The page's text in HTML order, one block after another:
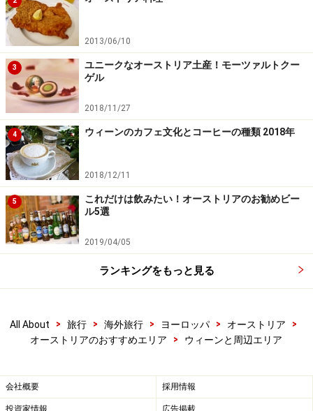
2013/06/10
3
ユニークなオーストリア土産！モーツァルトクー
ゲル
2018/11/27
4 ウィーンのカフェ文化とコーヒーの種類 2018年
2018/12/11
5
これだけは飲みたい！オーストリアのお勧めビー
ル5選
2019/04/05
ランキングをもっと見る
All About > 旅行 > 海外旅行 > ヨーロッパ > オーストリア
>
オーストリアのおすすめエリア
> ウィーンと周辺エリア
会社概要 採用情報
投資家情報 広告掲載